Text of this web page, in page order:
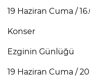
19 Haziran Cuma /
Konser
Ezginin Günlüğü
19 Haziran Cuma /